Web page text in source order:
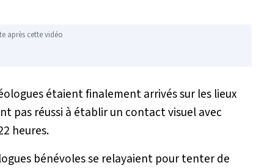
après cette vidéo
étaient finalement arrivés sur les lieux
pas réussi à établir un contact visuel avec
heures.
bénévoles se relayaient pour tenter de